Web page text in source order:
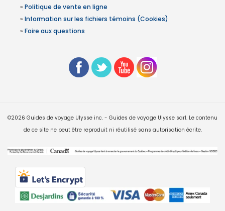
» Politique de vente en ligne
» Information sur les fichiers témoins (Cookies)
» Foire aux questions
©2026 Guides de voyage Ulysse inc. - Guides de voyage Ulysse sarl. Le contenu
de ce site ne peut être reproduit ni réutilisé sans autorisation écrite.